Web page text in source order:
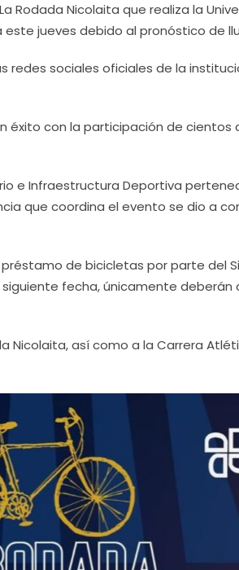
Rodada Nicolaita que realiza la
este jueves debido al pronóstico de
redes sociales oficiales de la
con la participación de cientos
e Infraestructura Deportiva
que coordina el evento se dio a
de bicicletas por parte del
fecha, únicamente deberán
así como a la Carrera